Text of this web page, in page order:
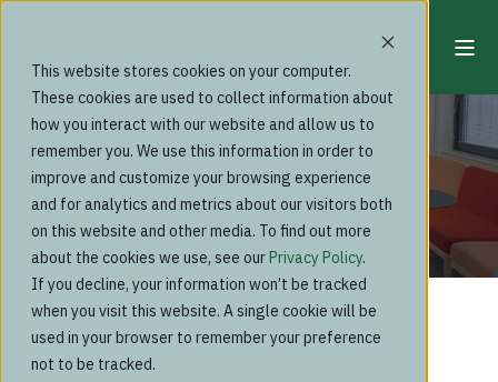
This website stores cookies on your computer.
These cookies are used to collect information about
how you interact with our website and allow us to
remember you. We use this information in order to
improve and customize your browsing experience
and for analytics and metrics about our visitors both
on this website and other media. To find out more
about the cookies we use, see ourPrivacy Policy.
If you decline, your information won’t be tracked
when you visit this website. A single cookie will be
used in your browser to remember your preference
not to be tracked.
Swappie